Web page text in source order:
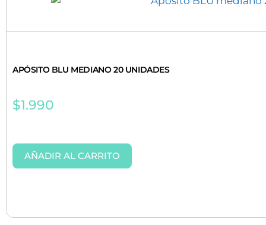
APÓSITO BLU MEDIANO 20 UNIDADES
$1.990
AÑADIR AL CARRITO